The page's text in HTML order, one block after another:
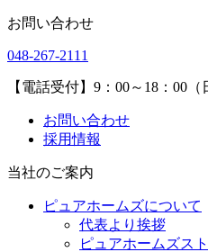
お問い合わせ
048-267-2111
【電話受付】9：00～18：00（
お問い合わせ
採用情報
当社のご案内
ピュアホームズについて
代表より挨拶
ピュアホームズス